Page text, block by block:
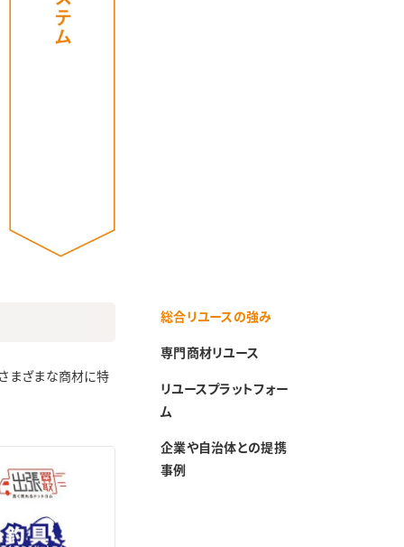
まざまな商材に特
総合リユースの強み
専門商材リユース
リユースプラットフォー
ム
企業や自治体との提携
事例